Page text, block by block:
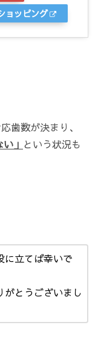
ョッピング
歯数が決まり、
」 という状況も
に立てば幸いで
がとうございまし